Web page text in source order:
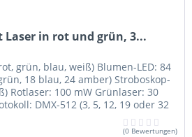
in rot und grün, 3...
grün, blau, weiß) Blumen-LED: 84
18 blau, 24 amber) Stroboskop-
Rotlaser: 100 mW Grünlaser: 30
DMX-512 (3, 5, 12, 19 oder 32
(0-100 %), Stroboskop (0-20 Hz),
Slave Display: 4-stellig
(0 Bewertungen)